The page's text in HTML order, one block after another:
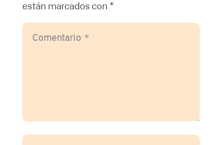
están marcados con *